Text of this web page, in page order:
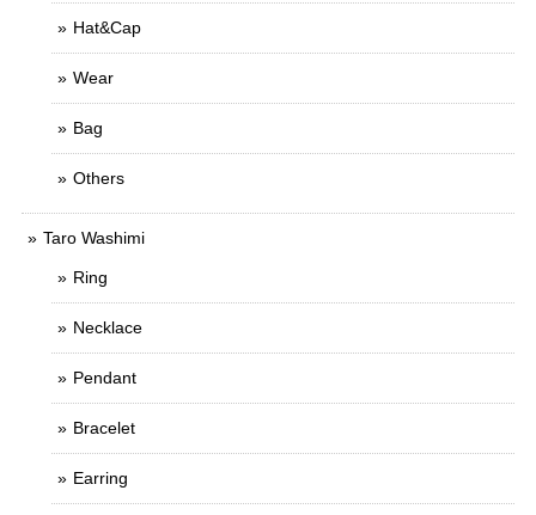
Hat&Cap
Wear
Bag
Others
Taro Washimi
Ring
Necklace
Pendant
Bracelet
Earring